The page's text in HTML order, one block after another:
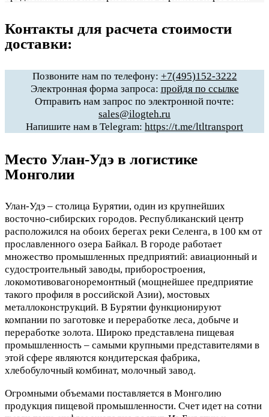
Контакты для расчета стоимости
доставки:
Позвоните нам по телефону: +7(495)152-3222
Электронная форма запроса: пройдя по ссылке
Отправить нам запрос по электронной почте:
sales@ilogteh.ru
Напишите нам в Telegram: https://t.me/ltltransport
Место Улан-Удэ в логистике
Монголии
Улан-Удэ – столица Бурятии, один из крупнейших
восточно-сибирских городов. Республиканский центр
расположился на обоих берегах реки Селенга, в 100 км от
прославленного озера Байкал. В городе работает
множество промышленных предприятий: авиационный и
судостроительный заводы, приборостроения,
локомотивовагоноремонтный (мощнейшее предприятие
такого профиля в российской Азии), мостовых
металлоконструкций. В Бурятии функционируют
компании по заготовке и переработке леса, добыче и
переработке золота. Широко представлена пищевая
промышленность – самыми крупными представителями в
этой сфере являются кондитерская фабрика,
хлебобулочный комбинат, молочный завод.
Огромными объемами поставляется в Монголию
продукция пищевой промышленности. Счет идет на сотни